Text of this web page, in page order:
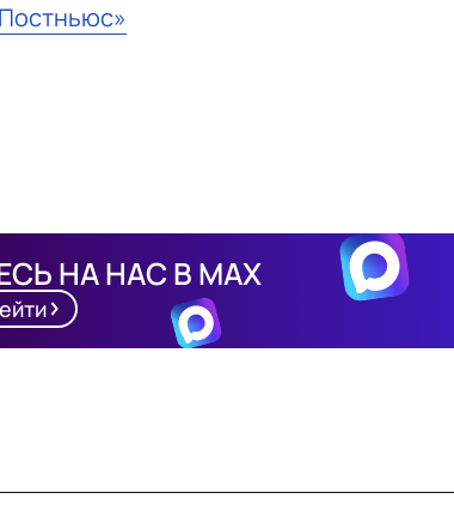
НА НАС В MAX